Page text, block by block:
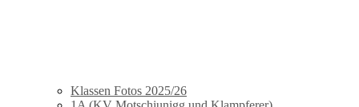
Klassen Fotos 2025/26